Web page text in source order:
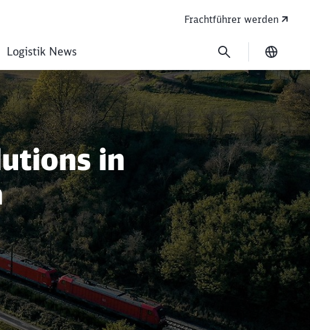
Frachtführer werden
Logistik News
in